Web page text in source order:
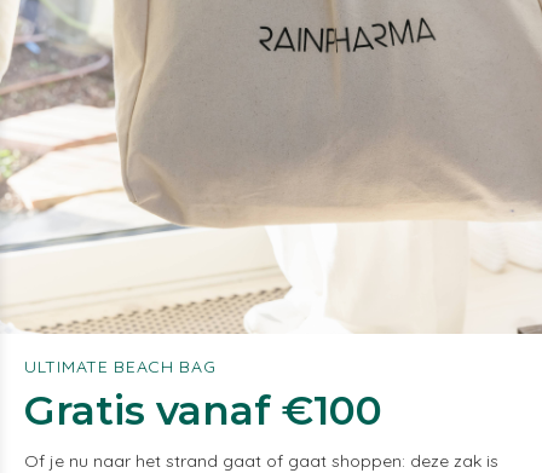
ULTIMATE BEACH BAG
Gratis vanaf €100
Of je nu naar het strand gaat of gaat shoppen: deze zak is